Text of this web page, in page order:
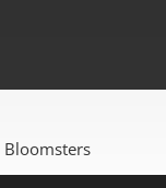
Bloomsters